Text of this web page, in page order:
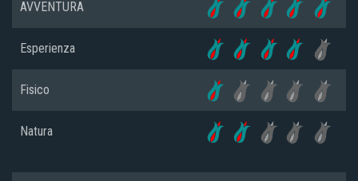
AVVENTURA
Esperienza
Fisico
Natura